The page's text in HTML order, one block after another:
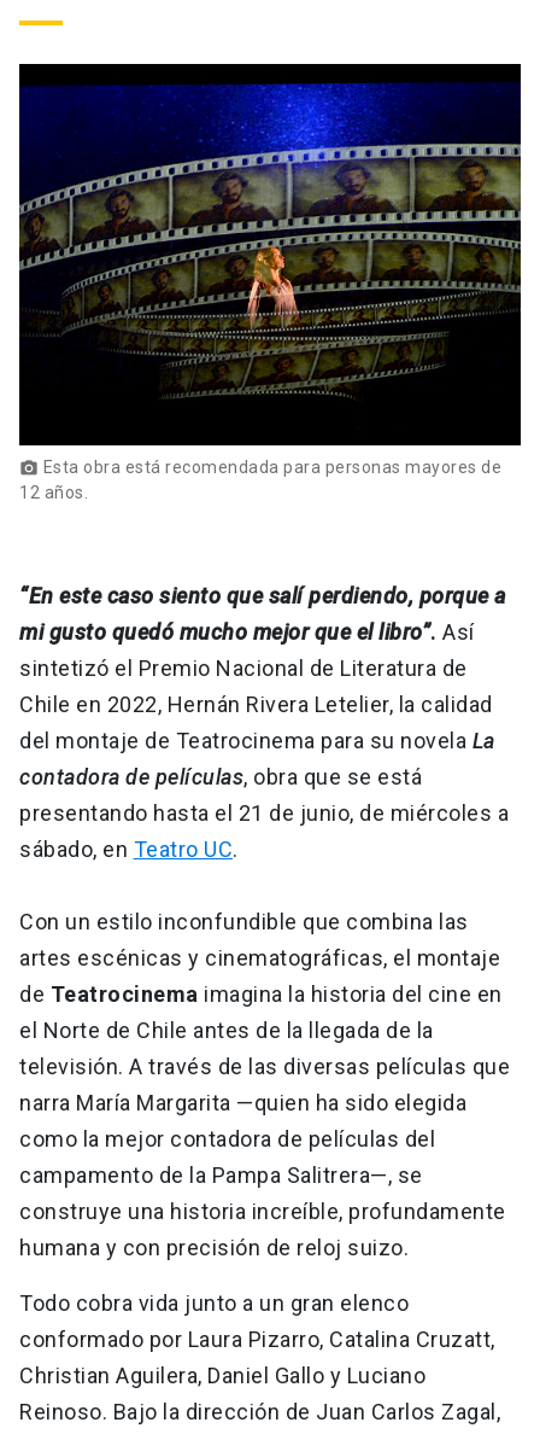
Padres y familia
Vecinos launch
Correo UC
Medios Biblioteca launch
Donaciones launch
photo_camera Esta obra está recomendada para personas mayores de
12 años.
“En este caso siento que salí perdiendo, porque a
mi gusto quedó mucho mejor que el libro”. Así
sintetizó el Premio Nacional de Literatura de
Chile en 2022, Hernán Rivera Letelier, la calidad
del montaje de Teatrocinema para su novela La
contadora de películas, obra que se está
presentando hasta el 21 de junio, de miércoles a
sábado, en Teatro UC.
Con un estilo inconfundible que combina las
artes escénicas y cinematográficas, el montaje
de Teatrocinema imagina la historia del cine en
el Norte de Chile antes de la llegada de la
televisión. A través de las diversas películas que
narra María Margarita —quien ha sido elegida
como la mejor contadora de películas del
campamento de la Pampa Salitrera—, se
construye una historia increíble, profundamente
humana y con precisión de reloj suizo.
Todo cobra vida junto a un gran elenco
conformado por Laura Pizarro, Catalina Cruzatt,
Christian Aguilera, Daniel Gallo y Luciano
Reinoso. Bajo la dirección de Juan Carlos Zagal,